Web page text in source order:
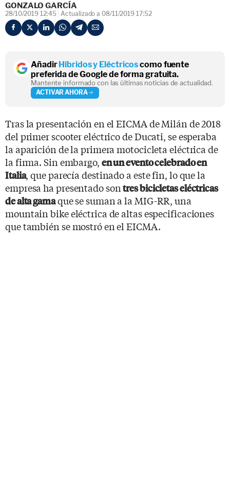
GONZALO GARCÍA
28/10/2019 12:45 Actualizado a 08/11/2019 17:52
AñadirHíbridos y Eléctricoscomo fuente
preferida de Google de forma gratuita.
Mantente informado con las últimas noticias de actualidad.
ACTIVAR AHORA
Tras la presentación en el EICMA de Milán de 2018
del primer scooter eléctrico de Ducati, se esperaba
la aparición de la primera motocicleta eléctrica de
la firma. Sin embargo, en un evento celebrado en
Italia, que parecía destinado a este fin, lo que la
empresa ha presentado sontres bicicletas eléctricas
de alta gamaque se suman a la MIG-RR, una
mountain bike eléctrica de altas especificaciones
que también se mostró en el EICMA.